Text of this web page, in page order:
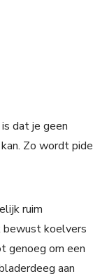
dat je geen
Zo wordt pide
ruim
bewust koelvers
genoeg om een
aan